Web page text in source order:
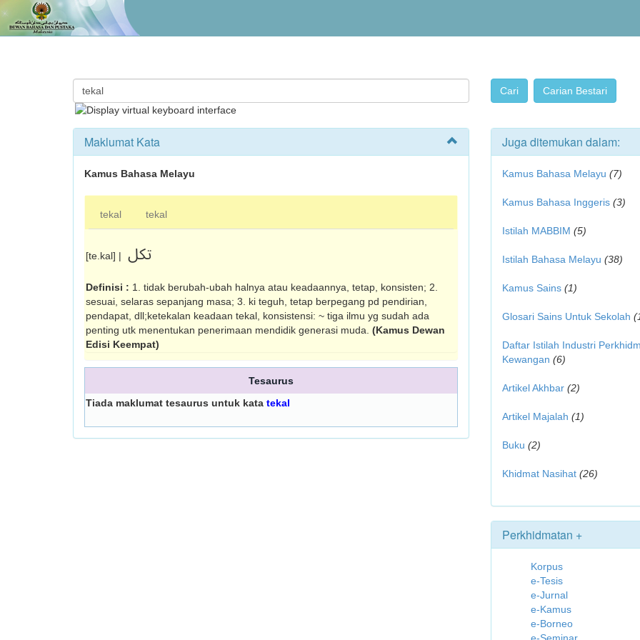
Maklumat Kata
Kamus Bahasa Melayu
tekal tekal
[te.kal] | تکل
Definisi : 1. tidak berubah-ubah halnya atau keadaannya, tetap, konsisten; 2.
sesuai, selaras sepanjang masa; 3. ki teguh, tetap berpegang pd pendirian,
pendapat, dll;ketekalan keadaan tekal, konsistensi: ~ tiga ilmu yg sudah ada
penting utk menentukan penerimaan mendidik generasi muda. (Kamus Dewan
Edisi Keempat)
Tesaurus
Tiada maklumat tesaurus untuk kata tekal
Juga ditemukan dalam:
Kamus Bahasa Melayu (7)
Kamus Bahasa Inggeris (3)
Istilah MABBIM (5)
Istilah Bahasa Melayu (38)
Kamus Sains (1)
Glosari Sains Untuk Sekolah
Daftar Istilah Industri
Kewangan (6)
Artikel Akhbar (2)
Artikel Majalah (1)
Buku (2)
Khidmat Nasihat (26)
Perkhidmatan +
Korpus
e-Tesis
e-Jurnal
e-Kamus
e-Borneo